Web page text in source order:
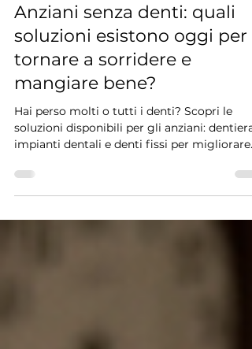
patologie
Anziani senza denti: quali
soluzioni esistono oggi per
tornare a sorridere e
mangiare bene?
Hai perso molti o tutti i denti? Scopri le
impianti dentali e denti fissi per migliorare
qualità della vita e masticazione.